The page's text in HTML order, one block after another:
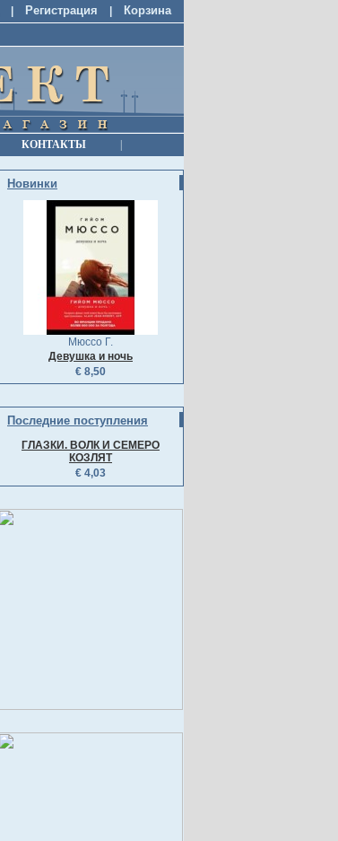
Регистрация Корзина
КОНТАКТЫ
Новинки
Мюссо Г.
Девушка и ночь
€ 8,50
Последние поступления
ГЛАЗКИ. ВОЛК И СЕМЕРО
КОЗЛЯТ
€ 4,03